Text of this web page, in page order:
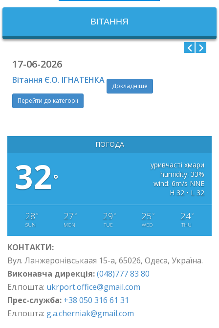
ВІТАННЯ
17-06-2026
Вітання Є.О. ІГНАТЕНКА
Докладніше
Перейти до категорії
ПОГОДА
32°
уривчасті хмари
humidity: 33%
wind: 6m/s NNE
H 32 • L 32
28 °
SUN
27 °
MON
29 °
TUE
25 °
WED
24°
THU
КОНТАКТИ:
Вул. Ланжеронівськаая 15-а, 65026, Одеса, Україна.
Виконавча дирекція:(048)777 83 80
Ел.пошта: ukrport.office@gmail.com
Прес-служба: +38 050 316 61 31
Ел.пошта: g.a.cherniak@gmail.com